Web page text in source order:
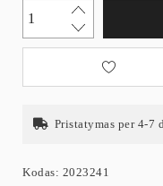
Pristatymas per 4-7
Kodas: 2023241